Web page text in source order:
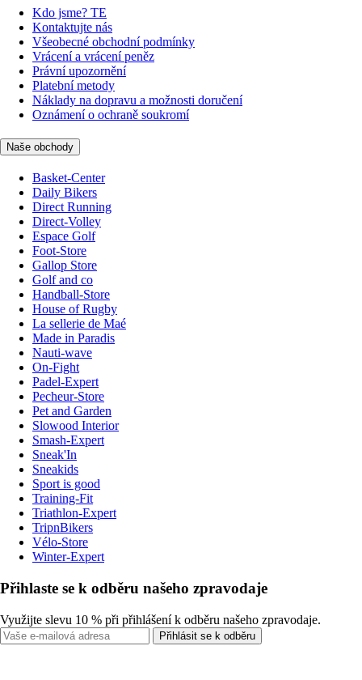
Kdo jsme? TE
Kontaktujte nás
Všeobecné obchodní podmínky
Vrácení a vrácení peněz
Právní upozornění
Platební metody
Náklady na dopravu a možnosti doručení
Oznámení o ochraně soukromí
Naše obchody
Basket-Center
Daily Bikers
Direct Running
Direct-Volley
Espace Golf
Foot-Store
Gallop Store
Golf and co
Handball-Store
House of Rugby
La sellerie de Maé
Made in Paradis
Nauti-wave
On-Fight
Padel-Expert
Pecheur-Store
Pet and Garden
Slowood Interior
Smash-Expert
Sneak'In
Sneakids
Sport is good
Training-Fit
Triathlon-Expert
TripnBikers
Vélo-Store
Winter-Expert
Přihlaste se k odběru našeho zpravodaje
Využijte slevu 10 % při přihlášení k odběru našeho zpravodaje.
Přihlásit se k odběru